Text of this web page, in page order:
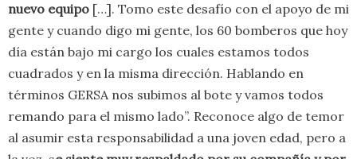
nuevo equipo […]. Tomo este desafío con el apoyo de mi
gente y cuando digo mi gente, los 60 bomberos que hoy
día están bajo mi cargo los cuales estamos todos
cuadrados y en la misma dirección. Hablando en
términos GERSA nos subimos al bote y vamos todos
remando para el mismo lado”. Reconoce algo de temor
al asumir esta responsabilidad a una joven edad, pero a